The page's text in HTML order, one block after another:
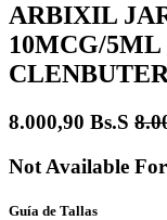
ARBIXIL
10MCG/
8.000,90 Bs.S
Not Available
Guía de Tallas